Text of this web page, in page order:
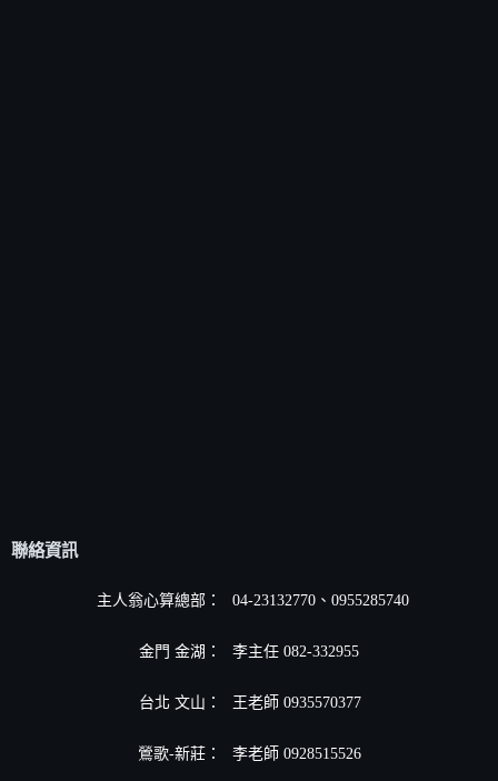
聯絡資訊
主人翁心算總部： 04-23132770、0955285740
金門 金湖： 李主任 082-332955
台北 文山： 王老師 0935570377
鶯歌-新莊： 李老師 0928515526